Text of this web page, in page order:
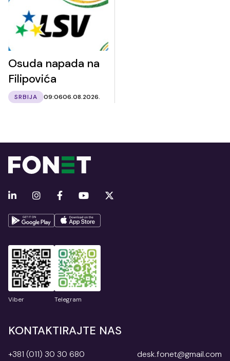
Osuda napada na
Filipovića
SRBIJA 09:0606.08.2026.
Viber Telegram
KONTAKTIRAJTE NAS
+381 (011) 30 30 680
desk.fonet@gmail.com